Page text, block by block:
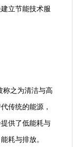
立节能技术服
称之为清洁与高
传统的能源，
供了低能耗与
耗与排放。